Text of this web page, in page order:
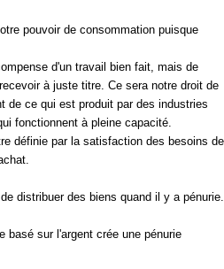
pouvoir de consommation puisque
d'un travail bien fait, mais de
à juste titre. Ce sera notre droit de
de ce qui est produit par des industries
fonctionnent à pleine capacité.
définie par la satisfaction des besoins de
distribuer des biens quand il y a pénurie.
basé sur l'argent crée une pénurie